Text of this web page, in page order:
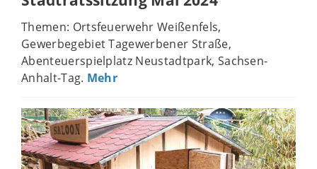
Themen: Ortsfeuerwehr Weißenfels,
Gewerbegebiet Tagewerbener Straße,
Abenteuerspielplatz Neustadtpark, Sachsen-
Anhalt-Tag. Mehr